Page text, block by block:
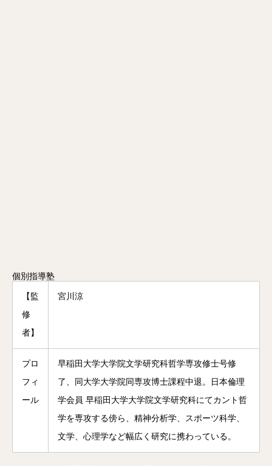
個別指導塾
【監
修
者】
宮川涼
プロ
フィ
ール
早稲田大学大学院文学研究科哲学専攻修士号修
了、同大学大学院同専攻博士課程中退。日本倫理
学会員 早稲田大学大学院文学研究科にてカント哲
学を専攻する傍ら、精神分析学、スポーツ科学、
文学、心理学など幅広く研究に携わっている。